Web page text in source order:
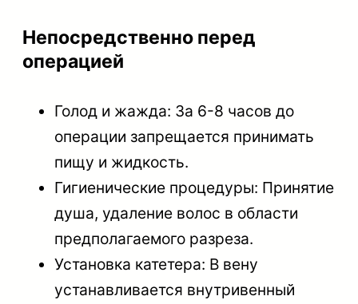
Непосредственно перед
операцией
Голод и жажда: За 6-8 часов до
операции запрещается принимать
пищу и жидкость.
Гигиенические процедуры: Принятие
душа, удаление волос в области
предполагаемого разреза.
Установка катетера: В вену
устанавливается внутривенный